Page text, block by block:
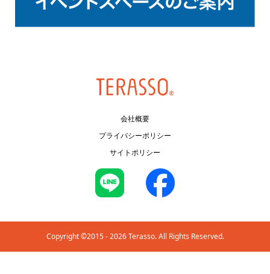
会社概要
プライバシーポリシー
サイトポリシー
Copyright ©2015 - 2026 Terasso. All Rights Reserved.